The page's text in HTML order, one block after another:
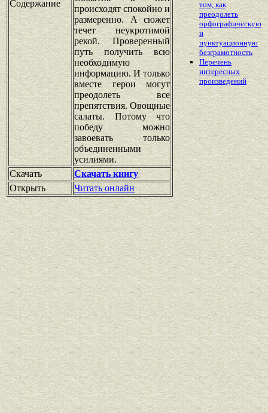
Содержание
происходят спокойно и
размеренно. А сюжет
течет неукротимой
рекой. Проверенный
путь получить всю
необходимую
информацию. И только
вместе герои могут
преодолеть все
препятствия. Овощные
салаты. Потому что
победу можно
завоевать только
объединенными
усилиями.
Скачать
Скачать книгу
Открыть
Читать онлайн
том, как
преодолеть
орфографическую
и
пунктуационную
безграмотность
Перечень
интересных
произведений